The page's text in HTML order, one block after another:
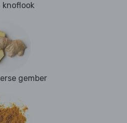
knoflook
gember